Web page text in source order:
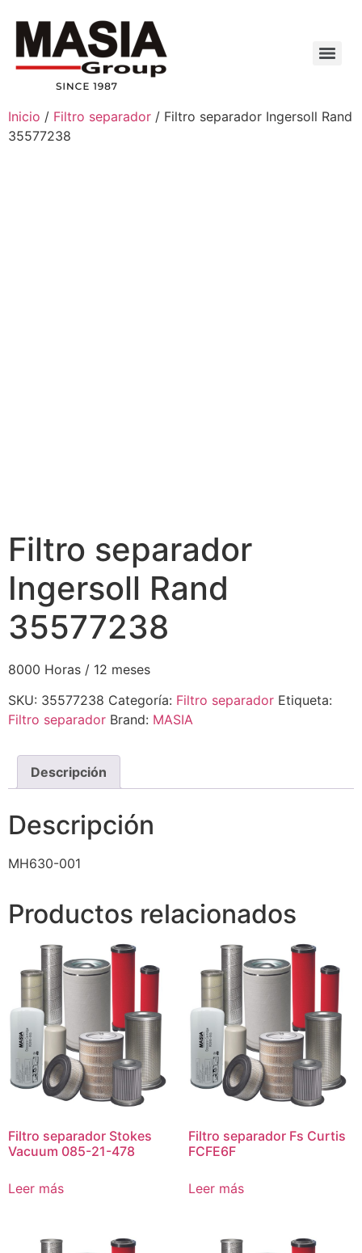
Inicio / Filtro separador / Filtro separador Ingersoll Rand
35577238
Filtro separador
Ingersoll Rand
35577238
8000 Horas / 12 meses
SKU: 35577238 Categoría: Filtro separador Etiqueta:
Filtro separador Brand: MASIA
Descripción
Descripción
MH630-001
Productos relacionados
Filtro separador Stokes
Vacuum 085-21-478
Leer más
Filtro separador Fs Curtis
FCFE6F
Leer más